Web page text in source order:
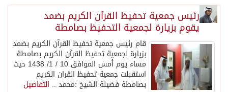
رئيس جمعية تحفيظ القرآن الكريم بضمد
يقوم بزيارة لجمعية التحفيظ بصامطة
قام رئيس جمعية تحفيظ القرآن الكريم بضمد
بزيارة لجمعية تحفيظ القرآن الكريم بصامطة
مساء يوم أمس الموافق 10 / 1/ 1438 حيث
استقبلت جمعية تحفيظ القران الكريم
بصامطة فضيلة الشيخ :محمد .. التفاصيل